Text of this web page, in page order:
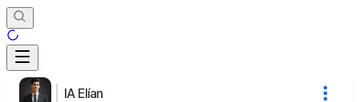
IA Elían